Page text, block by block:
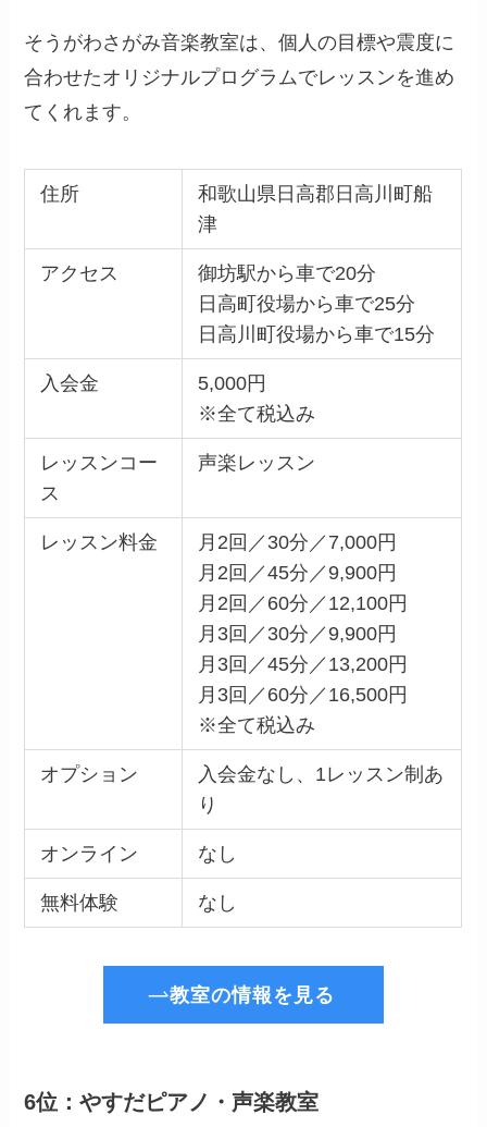
そうがわさがみ音楽教室は、個人の目標や震度に
合わせたオリジナルプログラムでレッスンを進め
てくれます。
住所
和歌山県日高郡日高川町船
津
アクセス
御坊駅から車で20分
日高町役場から車で25分
日高川町役場から車で15分
入会金
5,000円
※全て税込み
レッスンコー
ス
声楽レッスン
レッスン料金
月2回／30分／7,000円
月2回／45分／9,900円
月2回／60分／12,100円
月3回／30分／9,900円
月3回／45分／13,200円
月3回／60分／16,500円
※全て税込み
オプション
入会金なし、1レッスン制あ
り
オンライン なし
無料体験 なし
教室の情報を見る
6位：やすだピアノ・声楽教室